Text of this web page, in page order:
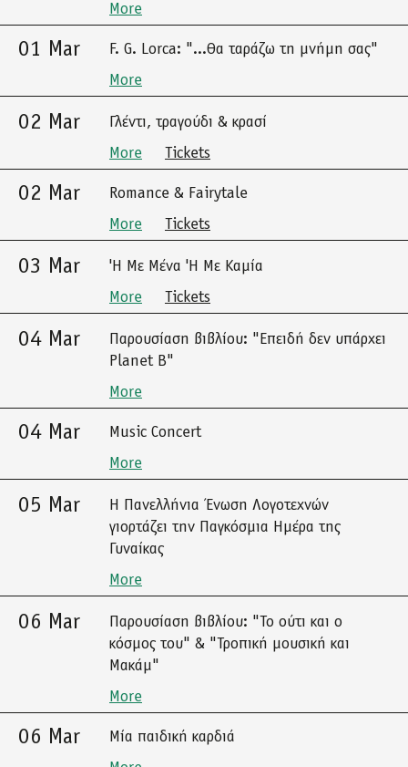
More
01 Mar
F. G. Lorca: "...Θα ταράζω τη μνήμη σας"
More
02 Mar
Γλέντι, τραγούδι & κρασί
More
Tickets
02 Mar
Romance & Fairytale
More
Tickets
03 Mar
'Η Με Μένα 'Η Με Καμία
More
Tickets
04 Mar
Παρουσίαση βιβλίου: "Επειδή δεν υπάρχει
Planet B"
More
04 Mar
Music Concert
More
05 Mar
Η Πανελλήνια Ένωση Λογοτεχνών
γιορτάζει την Παγκόσμια Ημέρα της
Γυναίκας
More
06 Mar
Παρουσίαση βιβλίου: "Το ούτι και ο
κόσμος του" & "Τροπική μουσική και
Μακάμ"
More
06 Mar
Μία παιδική καρδιά